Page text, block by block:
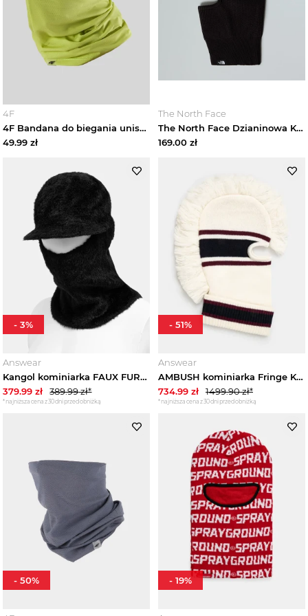
Wyprzedaże
4F
4F Bandana do biegania uniseks - zielona Uniwersalny
49.99 zł
The North Face
The North Face Dzianinowa Kominiarka Z Prostokątnym Logo Tnf Tnf Black Rozmiar Rozmiar uniwersalny male
169.00 zł
Answear
Kangol kominiarka FAUX FUR czarny
379.99 zł 389.99zł*
*najniższa cena z 30 dni przed obniżką
-3%
Answear
AMBUSH kominiarka Fringe Knit Balaclava beżowy
734.99 zł 1499.90zł*
*najniższa cena z 30 dni przed obniżką
- 51%
-50% - 19%